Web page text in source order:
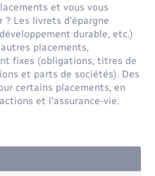
et vous vous
? Les livrets d'épargne
durable, etc.)
placements,
fixes (obligations, titres de
et parts de sociétés). Des
certains placements, en
et l'assurance-vie.